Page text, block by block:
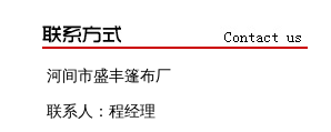
河间市盛丰篷布厂
联系人：程经理